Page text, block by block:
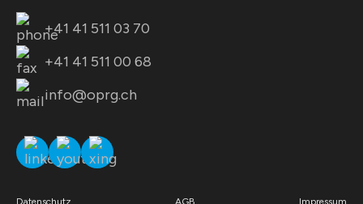
+41 41 511 03 70
+41 41 511 00 68
info@oprg.ch
Datenschutz AGB Impressum